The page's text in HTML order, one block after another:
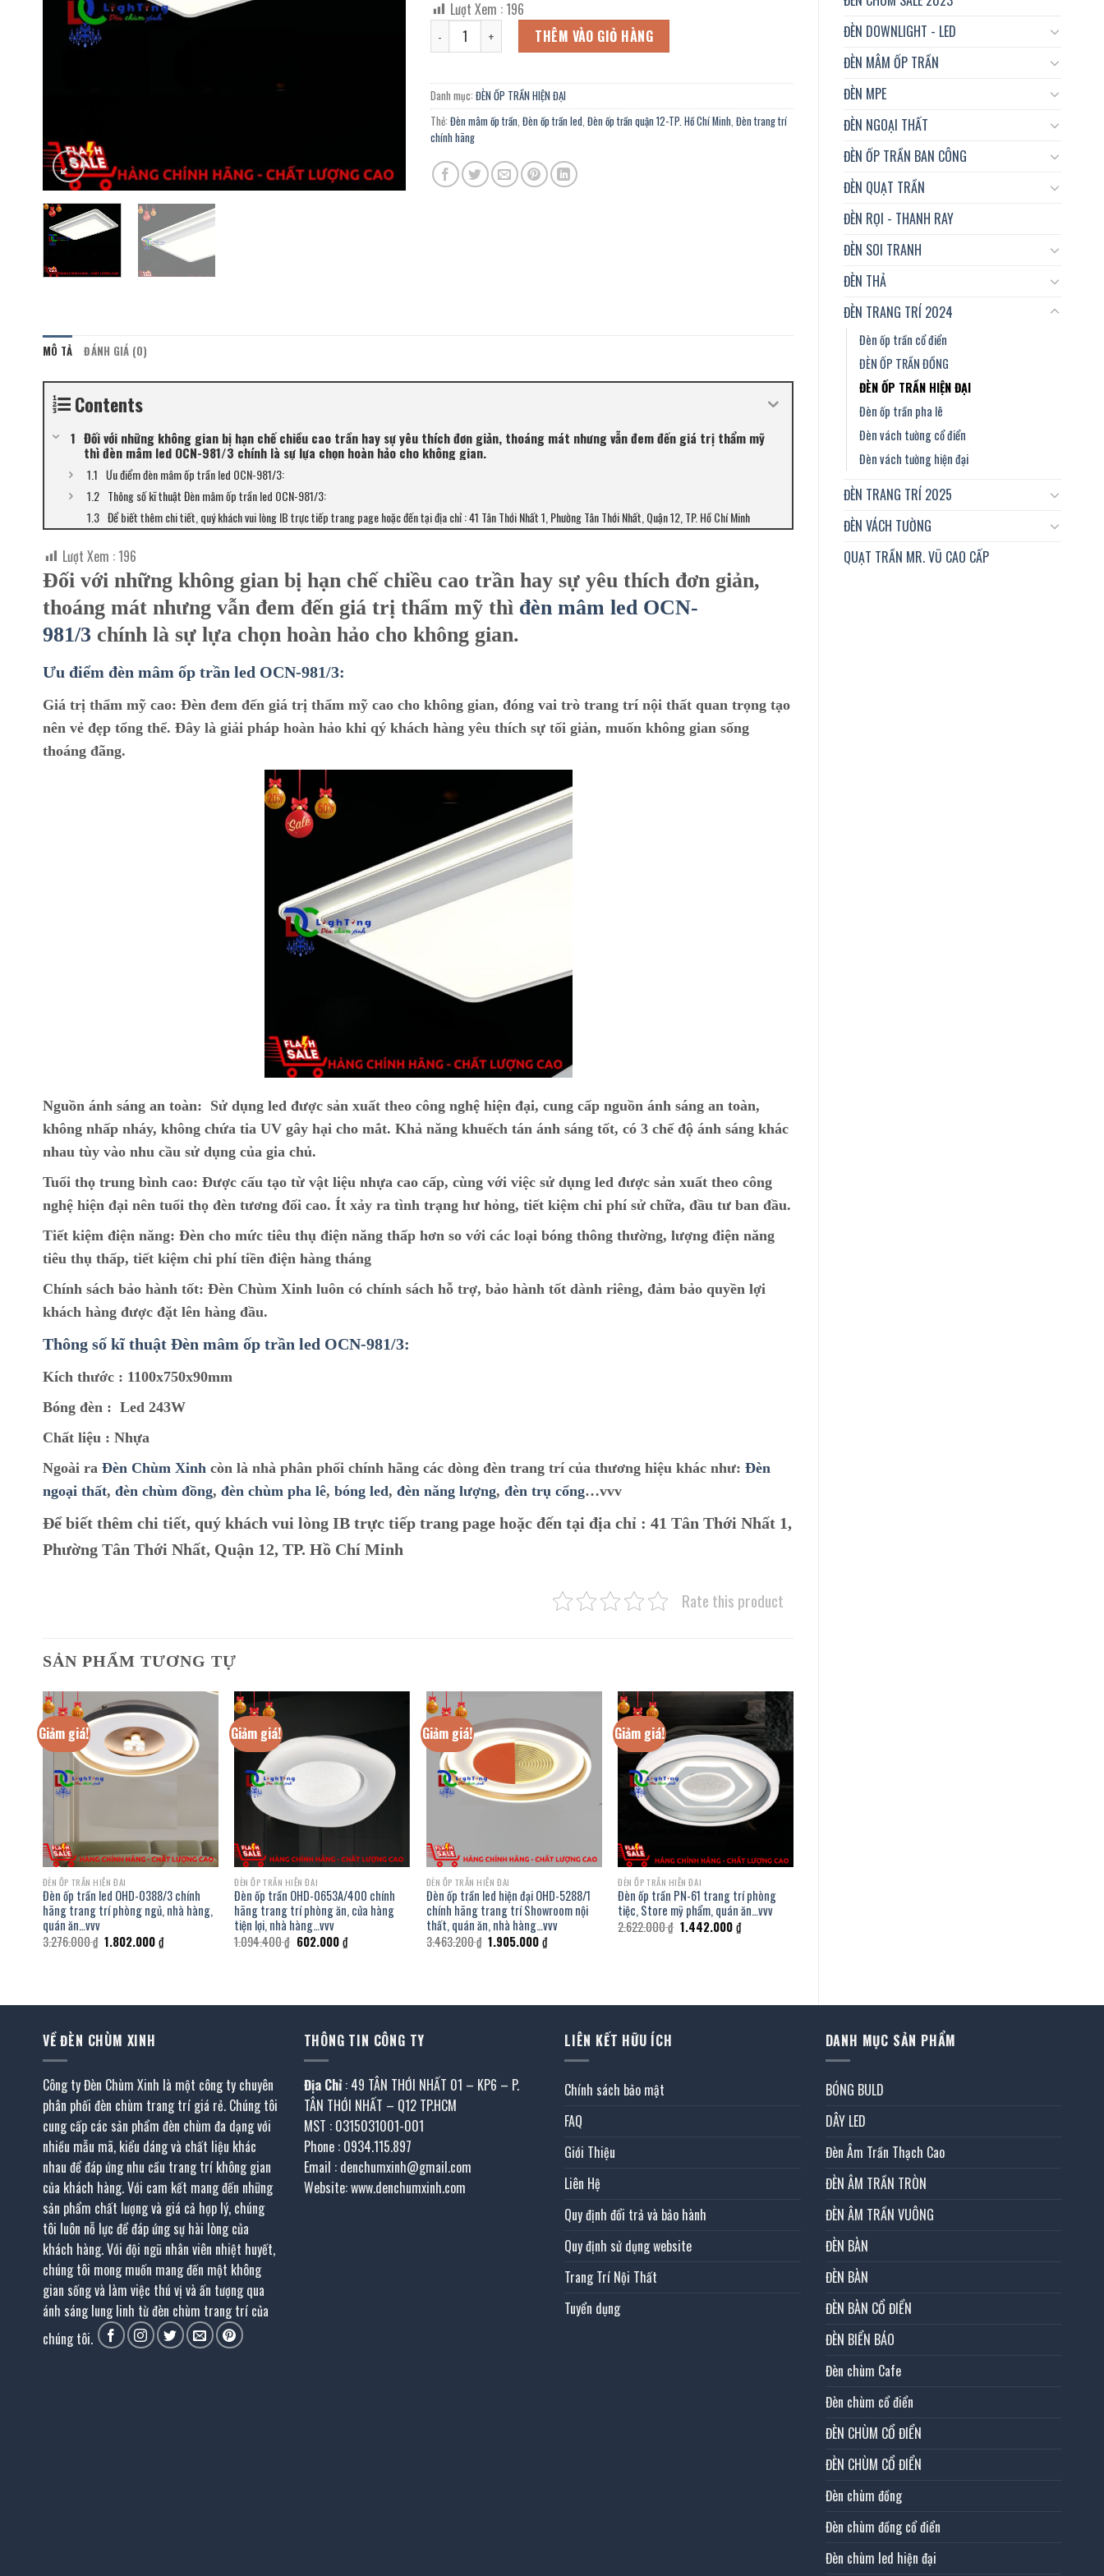
ĐÈN DOWNLIGHT - LED
ĐÈN MÂM ỐP TRẦN
ĐÈN MPE
ĐÈN NGOẠI THẤT
ĐÈN ỐP TRẦN BAN CÔNG
ĐÈN QUẠT TRẦN
ĐÈN RỌI - THANH RAY
ĐÈN SOI TRANH
ĐÈN THẢ
ĐÈN TRANG TRÍ 2024
Đèn ốp trần cổ điển
ĐÈN ỐP TRẦN ĐỒNG
ĐÈN ỐP TRẦN HIỆN ĐẠI
Đèn ốp trần pha lê
Đèn vách tường cổ điển
Đèn vách tường hiện đại
ĐÈN TRANG TRÍ 2025
ĐÈN VÁCH TƯỜNG
QUẠT TRẦN MR. VŨ CAO CẤP
là:
7.056.000 ₫.
tại
là:
3.881.000 ₫.
Lượt Xem :196
Đèn mâm led OCN-981/3 chính hãng trang trí nhà thờ, quán Coffee, trung tâm tiệc cưới...vvv số lượng
THÊM VÀO GIỎ HÀNG
Danh mục: ĐÈN ỐP TRẦN HIỆN ĐẠI
Thẻ: Đèn mâm ốp trần Đèn ốp trần led Đèn ốp trần quận 12-TP. Hồ Chí Minh Đèn trang trí
chính hãng
MÔ TẢ ĐÁNH GIÁ (0)
Contents
Đối với những không gian bị hạn chế chiều cao trần hay sự yêu thích đơn giản, thoáng mát nhưng vẫn đem đến giá trị thẩm mỹ
thì đèn mâm led OCN-981/3 chính là sự lựa chọn hoàn hảo cho không gian.
Ưu điểm đèn mâm ốp trần led OCN-981/3:
Thông số kĩ thuật Đèn mâm ốp trần led OCN-981/3:
Để biết thêm chi tiết, quý khách vui lòng IB trực tiếp trang page hoặc đến tại địa chỉ : 41 Tân Thới Nhất 1, Phường Tân Thới Nhất, Quận 12, TP. Hồ Chí Minh
Lượt Xem :196
Đối với những không gian bị hạn chế chiều cao trần hay sự yêu thích đơn giản,
thoáng mát nhưng vẫn đem đến giá trị thẩm mỹ thì đèn mâm led OCN-
981/3 chính là sự lựa chọn hoàn hảo cho không gian.
Ưu điểm đèn mâm ốp trần led OCN-981/3:
Giá trị thẩm mỹ cao: Đèn đem đến giá trị thẩm mỹ cao cho không gian, đóng vai trò trang trí nội thất quan trọng tạo
nên vẻ đẹp tổng thể. Đây là giải pháp hoàn hảo khi qý khách hàng yêu thích sự tối giản, muốn không gian sống
thoáng đãng.
Nguồn ánh sáng an toàn: Sử dụng led được sản xuất theo công nghệ hiện đại, cung cấp nguồn ánh sáng an toàn,
không nhấp nháy, không chứa tia UV gây hại cho mắt. Khả năng khuếch tán ánh sáng tốt, có 3 chế độ ánh sáng khác
nhau tùy vào nhu cầu sử dụng của gia chủ.
Tuổi thọ trung bình cao: Được cấu tạo từ vật liệu nhựa cao cấp, cùng với việc sử dụng led được sản xuất theo công
nghệ hiện đại nên tuổi thọ đèn tương đối cao. Ít xảy ra tình trạng hư hỏng, tiết kiệm chi phí sử chữa, đầu tư ban đầu.
Tiết kiệm điện năng: Đèn cho mức tiêu thụ điện năng thấp hơn so với các loại bóng thông thường, lượng điện năng
tiêu thụ thấp, tiết kiệm chi phí tiền điện hàng tháng
Chính sách bảo hành tốt: Đèn Chùm Xinh luôn có chính sách hỗ trợ, bảo hành tốt dành riêng, đảm bảo quyền lợi
khách hàng được đặt lên hàng đầu.
Thông số kĩ thuật Đèn mâm ốp trần led OCN-981/3:
Kích thước : 1100x750x90mm
Bóng đèn : Led 243W
Chất liệu : Nhựa
Ngoài ra Đèn Chùm Xinh còn là nhà phân phối chính hãng các dòng đèn trang trí của thương hiệu khác như: Đèn
ngoại thất, đèn chùm đồng, đèn chùm pha lê, bóng led, đèn năng lượng, đèn trụ cổng…vvv
Để biết thêm chi tiết, quý khách vui lòng IB trực tiếp trang page hoặc đến tại địa chỉ : 41 Tân Thới Nhất 1,
Phường Tân Thới Nhất, Quận 12, TP. Hồ Chí Minh
Rate this product
SẢN PHẨM TƯƠNG TỰ
Giảm giá!
ĐÈN ỐP TRẦN HIỆN ĐẠI
Đèn ốp trần led OHD-0388/3 chính
hãng trang trí phòng ngủ, nhà hàng,
quán ăn…vvv
3.276.000₫ Giá
gốc
1.802.000₫Giá
Giảm giá!
ĐÈN ỐP TRẦN HIỆN ĐẠI
Đèn ốp trần OHD-0653A/400 chính
hãng trang trí phòng ăn, cửa hàng
tiện lợi, nhà hàng…vvv
1.094.400₫ Giá
gốc
602.000₫Giá
hiện
Giảm giá!
ĐÈN ỐP TRẦN HIỆN ĐẠI
Đèn ốp trần led hiện đại OHD-5288/1
chính hãng trang trí Showroom nội
thất, quán ăn, nhà hàng…vvv
3.463.200₫ Giá
gốc
1.905.000₫Giá
Giảm giá!
ĐÈN ỐP TRẦN HIỆN ĐẠI
Đèn ốp trần PN-61 trang trí phòng
tiệc, Store mỹ phẩm, quán ăn…vvv
2.622.000₫ Giá
gốc
1.442.000₫Giá
hiện
VỀ ĐÈN CHÙM XINH
Công ty Đèn Chùm Xinh là một công ty chuyên
phân phối đèn chùm trang trí giá rẻ. Chúng tôi
cung cấp các sản phẩm đèn chùm đa dạng với
nhiều mẫu mã, kiểu dáng và chất liệu khác
nhau để đáp ứng nhu cầu trang trí không gian
của khách hàng. Với cam kết mang đến những
sản phẩm chất lượng và giá cả hợp lý, chúng
tôi luôn nỗ lực để đáp ứng sự hài lòng của
khách hàng. Với đội ngũ nhân viên nhiệt huyết,
chúng tôi mong muốn mang đến một không
gian sống và làm việc thú vị và ấn tượng qua
ánh sáng lung linh từ đèn chùm trang trí của
chúng tôi.
THÔNG TIN CÔNG TY
Địa Chỉ : 49 TÂN THỚI NHẤT 01 – KP6 – P.
TÂN THỚI NHẤT – Q12 TP.HCM
MST : 0315031001-001
Phone : 0934.115.897
Email : denchumxinh@gmail.com
Website: www.denchumxinh.com
LIÊN KẾT HỮU ÍCH
Chính sách bảo mật
FAQ
Giới Thiệu
Liên Hệ
Quy định đổi trả và bảo hành
Quy định sử dụng website
Trang Trí Nội Thất
Tuyển dụng
DANH MỤC SẢN PHẨM
BÓNG BULD
DÂY LED
Đèn Âm Trần Thạch Cao
ĐÈN ÂM TRẦN TRÒN
ĐÈN ÂM TRẦN VUÔNG
ĐÈN BÀN
ĐÈN BÀN
ĐÈN BÀN CỔ ĐIỂN
ĐÈN BIỂN BÁO
Đèn chùm Cafe
Đèn chùm cổ điển
ĐÈN CHÙM CỔ ĐIỂN
ĐÈN CHÙM CỔ ĐIỂN
Đèn chùm đồng
Đèn chùm đồng cổ điển
Đèn chùm led hiện đại